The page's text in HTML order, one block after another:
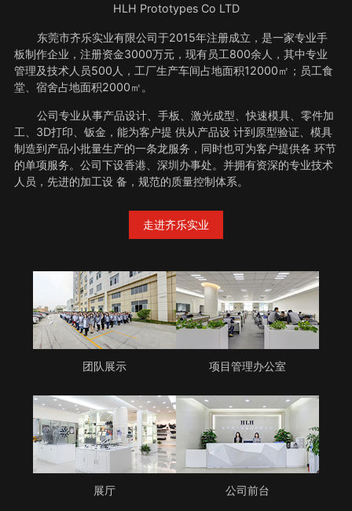
HLH Prototypes Co LTD
东莞市齐乐实业有限公司于2015年注册成立，是一家专业手
板制作企业，注册资金3000万元，现有员工800余人，其中专业
管理及技术人员500人，工厂生产车间占地面积12000㎡；员工食
堂、宿舍占地面积2000㎡。
公司专业从事产品设计、手板、激光成型、快速模具、零件加
工、3D打印、钣金，能为客户提 供从产品设 计到原型验证、模具
制造到产品小批量生产的一条龙服务，同时也可为客户提供各 环节
的单项服务。公司下设香港、深圳办事处。并拥有资深的专业技术
人员，先进的加工设 备，规范的质量控制体系。
走进齐乐实业
团队展示 项目管理办公室
展厅 公司前台